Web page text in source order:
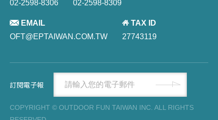
02-2598-8306
02-2598-8309
EMAIL
OFT@EPTAIWAN.COM.TW
TAX ID
27743119
COPYRIGHT © OUTDOOR FUN TAIWAN INC. ALL RIGHTS
訂閱電子報